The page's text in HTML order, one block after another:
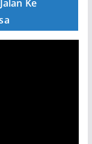
Ke